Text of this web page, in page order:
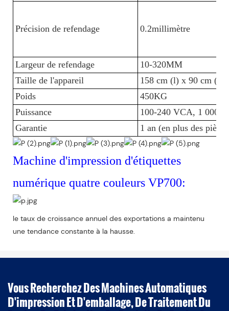
Précision de refendage 0.2millimètre
Largeur de refendage
10-320MM
Taille de l'appareil
158 cm (l) x 90 cm (P)
Poids
450KG
Puissance
100-240 VCA, 1 000
Garantie
1 an (en plus des
Machine d'impression d'étiquettes
numérique quatre couleurs VP700:
le taux de croissance annuel des exportations a maintenu
une tendance constante à la hausse.
Vous Recherchez Des Machines Automatiques
D'impression Et D'emballage, De Traitement Du